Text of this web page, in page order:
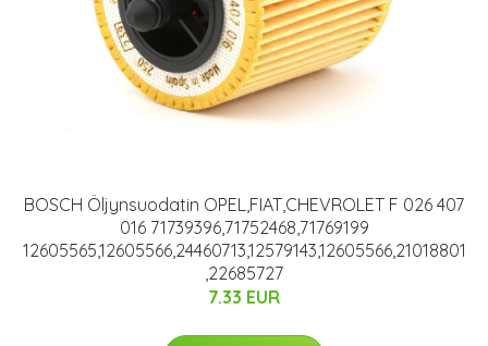
BOSCH Öljynsuodatin OPEL,FIAT,CHEVROLET F 026 407
016 71739396,71752468,71769199
12605565,12605566,24460713,12579143,12605566,21018801
,22685727
7.33 EUR